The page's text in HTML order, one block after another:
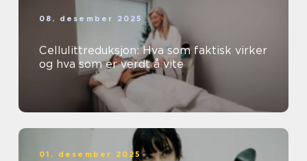
08. desember 2025
Cellulittreduksjon: Hva som faktisk virker
og hva som er verdt å vite
01. desember 2025